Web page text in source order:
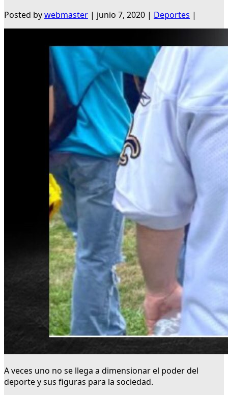
Posted bywebmaster | junio 7, 2020 | Deportes |
A veces uno no se llega a dimensionar el poder del
deporte y sus figuras para la sociedad.